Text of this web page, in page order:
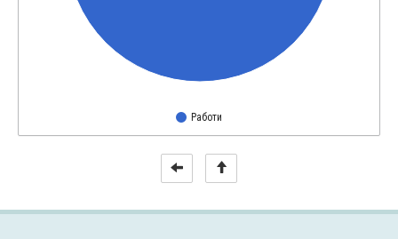
Работи